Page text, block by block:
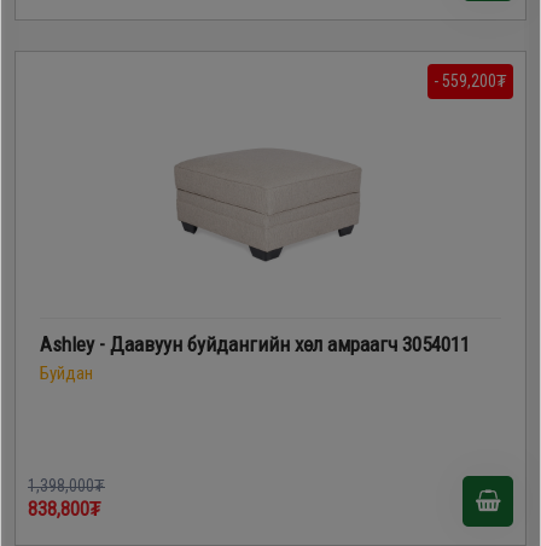
- 559,200₮
Ashley - Даавуун буйдангийн хөл амраагч 3054011
Буйдан
1,398,000₮
838,800₮